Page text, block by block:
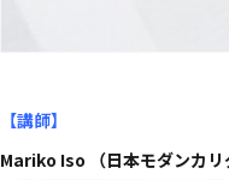
【講師】
Mariko Iso （日本モダンカリ